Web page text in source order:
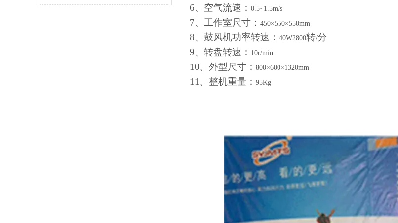
6、空气流速： 0.5~1.5m/s
7、工作室尺寸： 450×550×550mm
8、鼓风机功率转速： 40W2800转/分
9、转盘转速： 10r/min
10、外型尺寸： 800×600×1320mm
11 、整机重量： 95Kg